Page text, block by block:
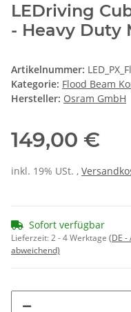
LEDriving
- Heavy Duty
Artikelnummer:
Kategorie: Flood Beam
Hersteller: Osram GmbH
149,00 €
inkl. 19% USt. ,
Sofort verfügbar
Lieferzeit:2 - 4 Werktage (DE -
abweichend)